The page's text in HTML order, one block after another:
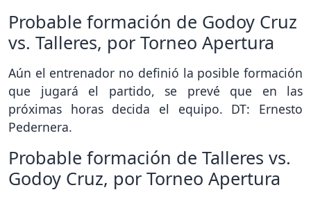
Probable formación de Godoy Cruz
vs. Talleres, por Torneo Apertura
Aún el entrenador no definió la posible formación
que jugará el partido, se prevé que en las
próximas horas decida el equipo. DT: Ernesto
Pedernera.
Probable formación de Talleres vs.
Godoy Cruz, por Torneo Apertura